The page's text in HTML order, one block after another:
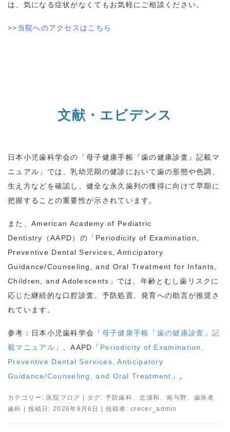
は、気になる症状がなくてもお気軽にご相談ください。
>>当院へのアクセスはこちら
文献・エビデンス
日本小児歯科学会の「母子健康手帳『歯の健康診査』記載マ
ニュアル」では、乳幼児期の健診において歯の形態や色調、
生え方などを確認し、健全な永久歯列の獲得に向けて早期に
把握することの重要性が示されています。
また、 American Academy of Pediatric
Dentistry
（AAPD）の「 Periodicity of Examination,
Preventive Dental Services, Anticipatory
Guidance/Counseling, and Oral Treatment for Infants,
Children, and Adolescents 」では、年齢とむし歯リスクに
応じた継続的な口腔診査、予防処置、発育への助言が推奨さ
れています。
参考：日本小児歯科学会「 母子健康手帳『歯の健康診査』記
載マニュアル 」、AAPD 「 Periodicity of Examination,
Preventive Dental Services, Anticipatory
Guidance/Counseling, and Oral Treatment 」。
カテゴリー: 医院ブログ | タグ: 予防歯科、北浦和 、南与野、 歯医者 、
歯科
| 投稿日:2026年8月6日 投稿者:crecer_admin